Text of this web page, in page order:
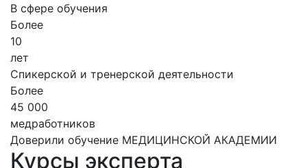
В сфере обучения
Более
10
лет
Спикерской и тренерской деятельности
Более
45 000
медработников
Доверили обучение МЕДИЦИНСКОЙ АКАДЕМИИ
Курсы эксперта